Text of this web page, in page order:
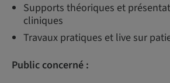
Supports théoriques et
cliniques
Travaux pratiques et live sur
Public concerné :